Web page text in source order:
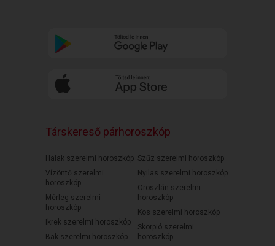
Társkereső párhoroszkóp
Halak szerelmi horoszkóp
Vízöntő szerelmi
horoszkóp
Mérleg szerelmi
horoszkóp
Ikrek szerelmi horoszkóp
Bak szerelmi horoszkóp
Szűz szerelmi horoszkóp
Nyilas szerelmi horoszkóp
Oroszlán szerelmi
horoszkóp
Kos szerelmi horoszkóp
Skorpió szerelmi
horoszkóp